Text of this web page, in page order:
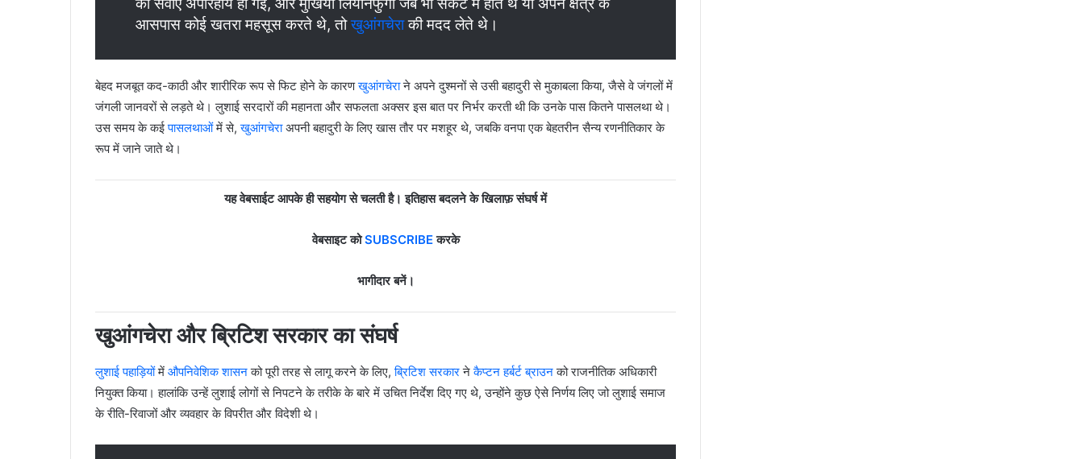
की सेवाएँ अपरिहार्य हो गईं, और मुखिया लियानफुंगा जब भी संकट में होते थे या अपने क्षेत्र के
आसपास कोई खतरा महसूस करते थे, तोखुआंगचेराकी मदद लेते थे।
बेहद मजबूत कद-काठी और शारीरिक रूप से फिट होने के कारणखुआंगचेराने अपने दुश्मनों से उसी बहादुरी से मुकाबला किया, जैसे वे जंगलों में
जंगली जानवरों से लड़ते थे। लुशाई सरदारों की महानता और सफलता अक्सर इस बात पर निर्भर करती थी कि उनके पास कितने पासलथा थे।
उस समय के कईपासलथाओंमें से,खुआंगचेराअपनी बहादुरी के लिए खास तौर पर मशहूर थे, जबकि वनपा एक बेहतरीन सैन्य रणनीतिकार के
रूप में जाने जाते थे।
यह वेबसाईट आपके ही सहयोग से चलती है। इतिहास बदलने के खिलाफ़ संघर्ष में
वेबसाइट कोSUBSCRIBEकरके
भागीदार बनें।
खुआंगचेरा और ब्रिटिश सरकार का संघर्ष
लुशाई पहाड़ियोंमें औपनिवेशिक शासनको पूरी तरह से लागू करने के लिए,ब्रिटिश सरकारनेकैप्टन हर्बर्ट ब्राउनको राजनीतिक अधिकारी
नियुक्त किया। हालांकि उन्हें लुशाई लोगों से निपटने के तरीके के बारे में उचित निर्देश दिए गए थे, उन्होंने कुछ ऐसे निर्णय लिए जो लुशाई समाज
के रीति-रिवाजों और व्यवहार के विपरीत और विदेशी थे।